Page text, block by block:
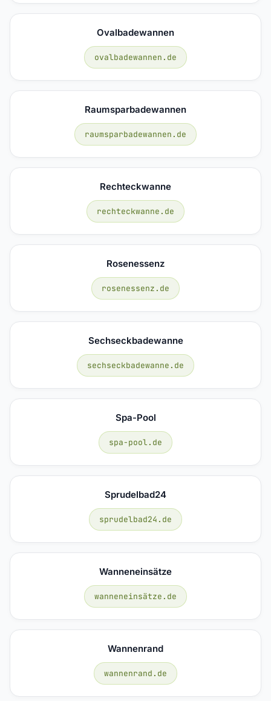
Ovalbadewannen
ovalbadewannen.de
Raumsparbadewannen
raumsparbadewannen.de
Rechteckwanne
rechteckwanne.de
Rosenessenz
rosenessenz.de
Sechseckbadewanne
sechseckbadewanne.de
Spa-Pool
spa-pool.de
Sprudelbad24
sprudelbad24.de
Wanneneinsätze
wanneneinsätze.de
Wannenrand
wannenrand.de